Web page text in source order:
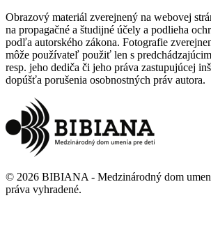
Obrazový materiál zverejnený na webovej
na propagačné a študijné účely a podlieha
podľa autorského zákona. Fotografie
môže používateľ použiť len s
resp. jeho dediča či jeho práva zastupujúcej
dopúšťa porušenia osobnostných práv autora.
© 2026 BIBIANA - Medzinárodný dom
práva vyhradené.